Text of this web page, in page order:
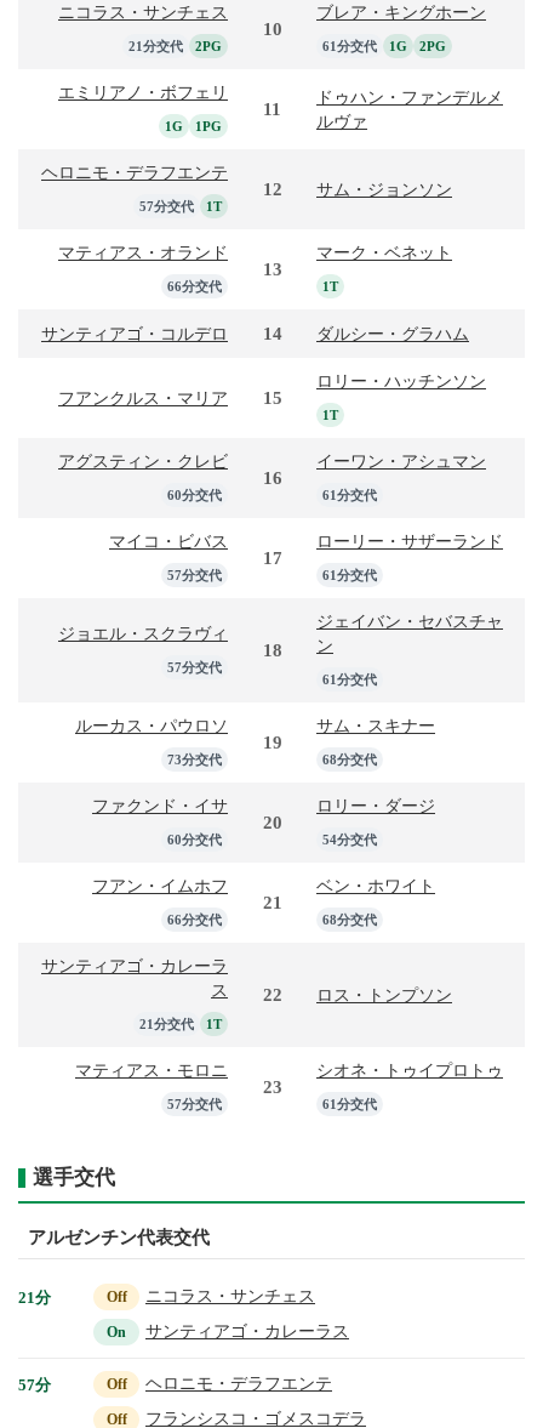
ニコラス・サンチェス
21分交代 2PG
10
ブレア・キングホーン
61分交代 1G 2PG
エミリアノ・ボフェリ
1G 1PG
11
ドゥハン・ファンデルメ
ルヴァ
ヘロニモ・デラフエンテ
57分交代 1T
12 サム・ジョンソン
マティアス・オランド
66分交代
13
マーク・ベネット
1T
サンティアゴ・コルデロ 14 ダルシー・グラハム
フアンクルス・マリア 15
ロリー・ハッチンソン
1T
アグスティン・クレビ
60分交代
16
イーワン・アシュマン
61分交代
マイコ・ビバス
57分交代
17
ローリー・サザーランド
61分交代
ジョエル・スクラヴィ
57分交代
18
ジェイバン・セバスチャ
ン
61分交代
ルーカス・パウロソ
73分交代
19
サム・スキナー
68分交代
ファクンド・イサ
60分交代
20
ロリー・ダージ
54分交代
フアン・イムホフ
66分交代
21
ベン・ホワイト
68分交代
サンティアゴ・カレーラ
ス
21分交代 1T
22 ロス・トンプソン
マティアス・モロニ
57分交代
23
シオネ・トゥイプロトゥ
61分交代
選手交代
アルゼンチン代表交代
21分 Off ニコラス・サンチェス
On サンティアゴ・カレーラス
57分 Off ヘロニモ・デラフエンテ
Off フランシスコ・ゴメスコデラ